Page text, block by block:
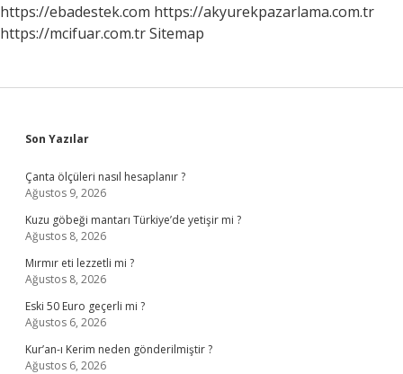
https://ebadestek.com https://akyurekpazarlama.com.tr
https://mcifuar.com.trSitemap
Sidebar
Son Yazılar
Çanta ölçüleri nasıl hesaplanır ?
Ağustos 9, 2026
Kuzu göbeği mantarı Türkiye’de yetişir mi ?
Ağustos 8, 2026
Mırmır eti lezzetli mi ?
Ağustos 8, 2026
Eski 50 Euro geçerli mi ?
Ağustos 6, 2026
Kur’an-ı Kerim neden gönderilmiştir ?
Ağustos 6, 2026